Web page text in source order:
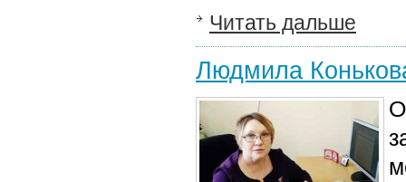
Читать дальше
Людмила